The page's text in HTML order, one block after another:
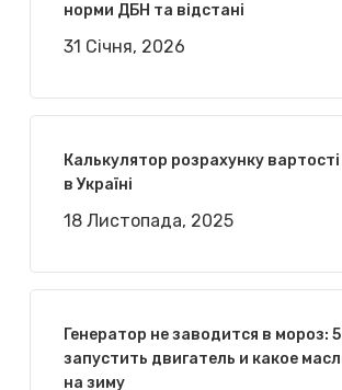
норми ДБН та відстані
31 Січня, 2026
Калькулятор розрахунку
в Україні
18 Листопада, 2025
Генератор не заводится в мороз:
запустить двигатель и какое
на зиму